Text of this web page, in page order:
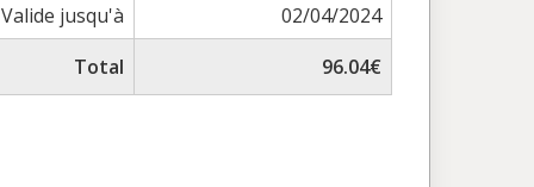
Valide jusqu'à
02/04/2024
Total
96.04€